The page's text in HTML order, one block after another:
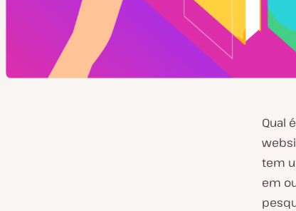
Qual
tem
em